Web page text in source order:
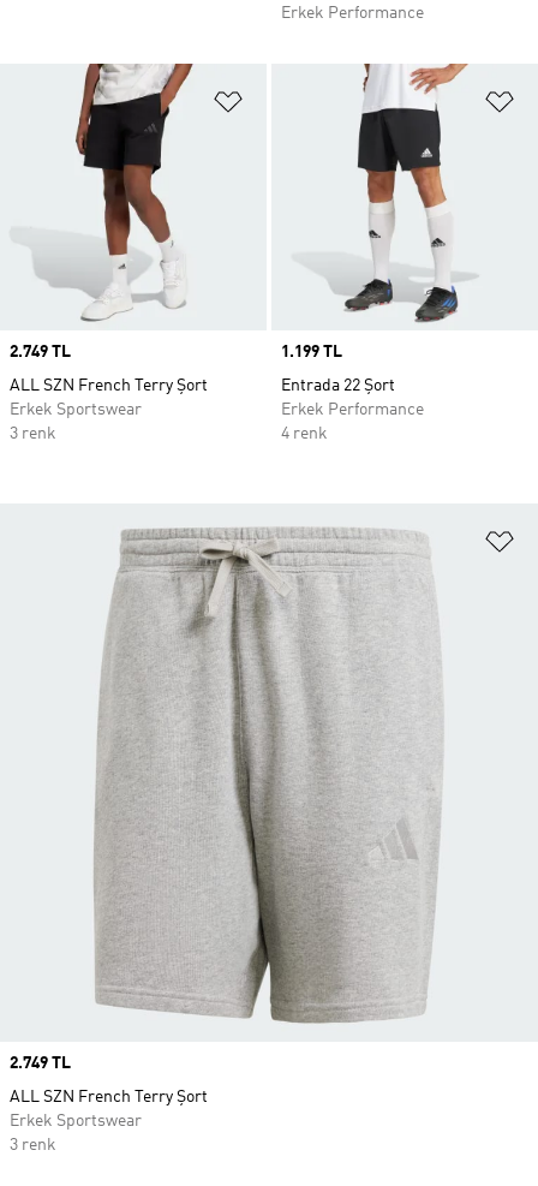
Erkek Performance
Favori Listesine Ekle
Price
2.749 TL
ALL SZN French Terry Şort
Erkek Sportswear
3 renk
Price
1.199 TL
Entrada 22 Şort
Erkek Performance
4 renk
Price
2.749 TL
ALL SZN French Terry Şort
Erkek Sportswear
3 renk